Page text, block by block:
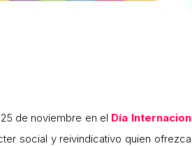
de noviembre en el Día
social y reivindicativo quien